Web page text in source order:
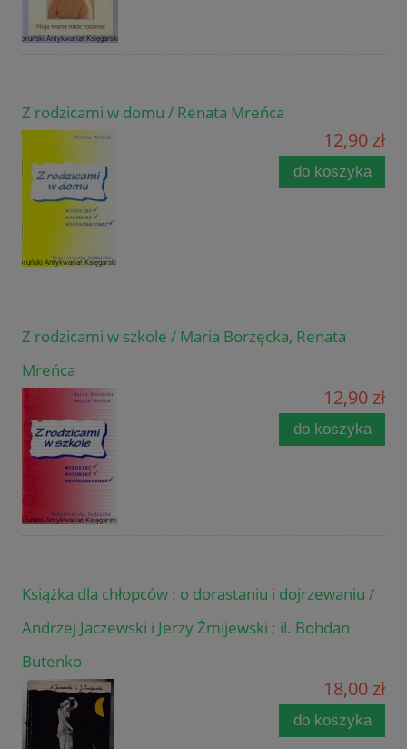
Z rodzicami w domu / Renata Mreńca
12,90 zł
do koszyka
Z rodzicami w szkole / Maria Borzęcka, Renata
Mreńca
12,90 zł
do koszyka
Książka dla chłopców : o dorastaniu i dojrzewaniu /
Andrzej Jaczewski i Jerzy Żmijewski ; il. Bohdan
Butenko
18,00 zł
do koszyka